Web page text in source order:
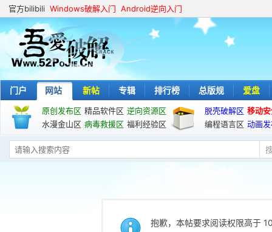
官方bilibili Windows破解入门 Android逆向入门
门户 网站 新帖 专辑 排行榜 总版规 爱盘
原创发布区 精品软件区 逆向资源区
水漫金山区 病毒救援区 福利经验区
脱壳破解区 移动
编程语言区 动画
抱歉，本帖要求阅读权限高于